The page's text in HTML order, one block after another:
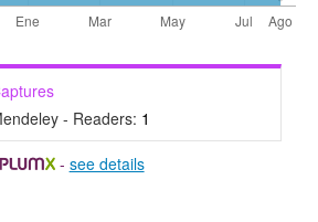
- Readers: 1
- see details